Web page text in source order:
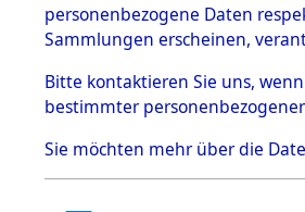
5.3
Todesmärsche
5.3.1 Alliierte
Erhebungen
zu
Todesmärsch
en
5.3.2
personenbezogene Daten
Sammlungen erscheinen,
Bitte kontaktieren Sie uns,
bestimmter
Sie möchten mehr über die